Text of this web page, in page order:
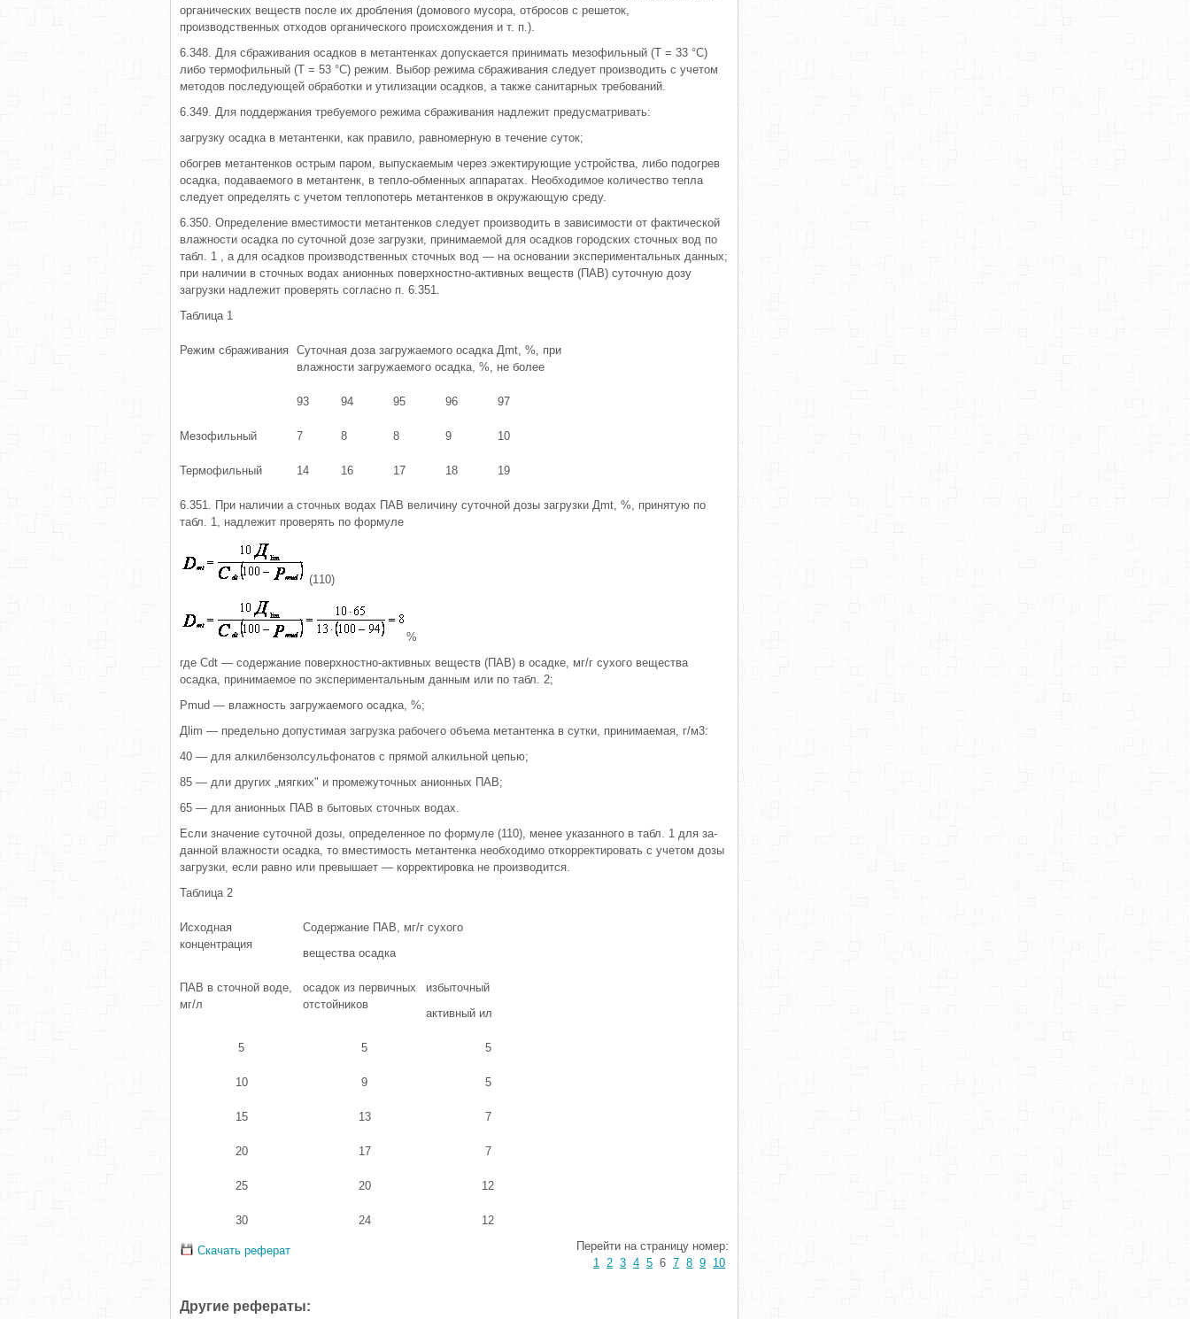
органических веществ после их дробления (домо­вого мусора, отбросов с решеток,
производственных отходов органического происхождения и т. п.).
6.348. Для сбраживания осадков в метантенках допускается принимать мезофильный (Т = 33 °С)
либо термофильный (Т = 53 °С) режим. Выбор режима сбраживания следует производить с уче­том
методов последующей обработки и утилизации осадков, а также санитарных требований.
6.349. Для поддержания требуемого режима сбра­живания надлежит предусматривать:
загрузку осадка в метантенки, как правило, рав­номерную в течение суток;
обогрев метантенков острым паром, выпускаемым через эжектирующие устройства, либо подогрев
осадка, подаваемого в метантенк, в тепло-обменных аппаратах. Необходимое количество теп­ла
следует определять с учетом теплопотерь метан­тенков в окружающую среду.
6.350. Определение вместимости метантенков следует производить в зависимости от фактической
влажности осадка по суточной дозе загрузки, прини­маемой для осадков городских сточных вод по
табл. 1 , а для осадков производственных сточных вод — на основании экспериментальных данных;
при наличии в сточных водах анионных поверхност­но-активных веществ (ПАВ) суточную дозу
загруз­ки надлежит проверять согласно п. 6.351.
Таблица 1
Режим сбраживания Суточная доза загружаемого осадка Дmt, %, при
влажности загружаемого осадка, %, не более
93 94 95 96 97
Мезофильный 7 8 8 9 10
Термофильный 14 16 17 18 19
6.351. При наличии а сточных водах ПАВ величи­ну суточной дозы загрузки Дmt, %, принятую по
табл. 1, надлежит проверять по формуле
(110)
%
где Сdt — содержание поверхностно-активных ве­ществ (ПАВ) в осадке, мг/г сухого ве­щества
осадка, принимаемое по экспе­риментальным данным или по табл. 2;
Pmud — влажность загружаемого осадка, %;
Дlim — предельно допустимая загрузка рабоче­го объема метантенка в сутки, прини­маемая, г/м3:
40 — для алкилбензолсульфонатов с прямой алкильной цепью;
85 — дли других „мягких" и промежу­точных анионных ПАВ;
65 — для анионных ПАВ в бытовых сточных водах.
Если значение суточной дозы, определенное по формуле (110), менее указанного в табл. 1 для за­
данной влажности осадка, то вместимость метантен­ка необходимо откорректировать с учетом дозы
загрузки, если равно или превышает — корректи­ровка не производится.
Таблица 2
Исходная
концентрация
Содержание ПАВ, мг/г сухого
вещества осадка
ПАВ в сточной воде,
мг/л
осадок из первичных
отстойников
избыточный
ак­тивный ил
5 5 5
10 9 5
15 13 7
20 17 7
25 20 12
30 24 12
Скачать реферат
Перейти на страницу номер:
1 2 3 4 5 6 7 8 9 10
Другие рефераты: